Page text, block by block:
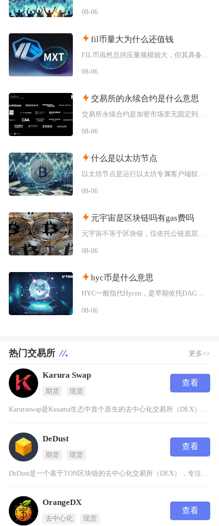
08-06
fil币量大为什么还值钱
08-06
交易所的永续合约是什么意思
交易所永续合约是加密市场里无固定到期交割时间的杠杆型衍生品，依托资金费率机制锚定现货价格，
08-06
什么是以太坊节点
08-06
元宇宙是区块链吗有gas费吗
08-06
hyc币是什么意思
08-06
热门交易所 更多>>
Karura Swap
期货 现货
查看
Karuraswap是Kusama生态中首个原生的去中心化交易所（DEX），由波卡生态知名
DeDust
期货 现货
查看
OrangeDX
去中心化 现货
查看